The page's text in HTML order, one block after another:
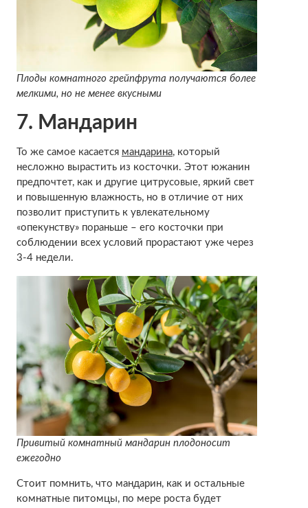
Плоды комнатного грейпфрута получаются более
мелкими, но не менее вкусными
7. Мандарин
То же самое касается мандарина, который
несложно вырастить из косточки. Этот южанин
предпочтет, как и другие цитрусовые, яркий свет
и повышенную влажность, но в отличие от них
позволит приступить к увлекательному
«опекунству» пораньше – его косточки при
соблюдении всех условий прорастают уже через
3-4 недели.
Привитый комнатный мандарин плодоносит
ежегодно
Стоит помнить, что мандарин, как и остальные
комнатные питомцы, по мере роста будет